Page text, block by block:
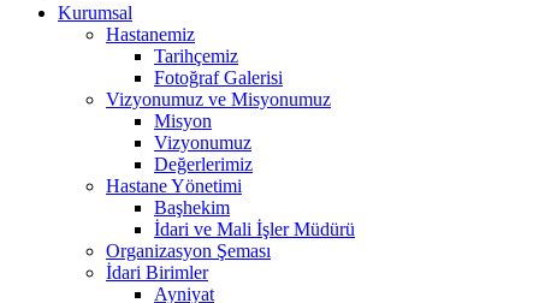
Kurumsal
Hastanemiz
Tarihçemiz
Fotoğraf Galerisi
Vizyonumuz ve Misyonumuz
Misyon
Vizyonumuz
Değerlerimiz
Hastane Yönetimi
Başhekim
İdari ve Mali İşler Müdürü
Organizasyon Şeması
İdari Birimler
Ayniyat